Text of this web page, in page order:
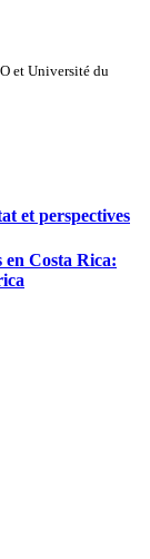
et Université du
et perspectives
en Costa Rica: